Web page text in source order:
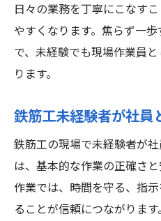
日々の業務を丁寧にこなす
やすくなります。焦らず一
で、未経験でも現場作業員
ります。
鉄筋工未経験者が社員
鉄筋工の現場で未経験者が
は、基本的な作業の正確さ
作業では、時間を守る、指
ることが信頼につながりま